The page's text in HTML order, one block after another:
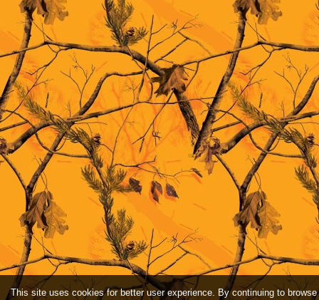
This site uses cookies for better user experience. By continuing to